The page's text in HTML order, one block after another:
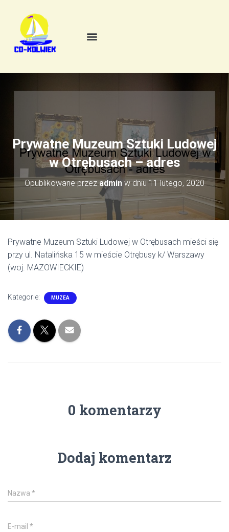
Prywatne Muzeum Sztuki Ludowej
w Otrębusach – adres
Opublikowane przezadmin w dniu 11 lutego, 2020
Prywatne Muzeum Sztuki Ludowej w Otrębusach mieści się
przy ul. Natalińska 15 w mieście Otrębusy k/ Warszawy
(woj. MAZOWIECKIE)
Kategorie: MUZEA
0 komentarzy
Dodaj komentarz
Nazwa *
E-mail *